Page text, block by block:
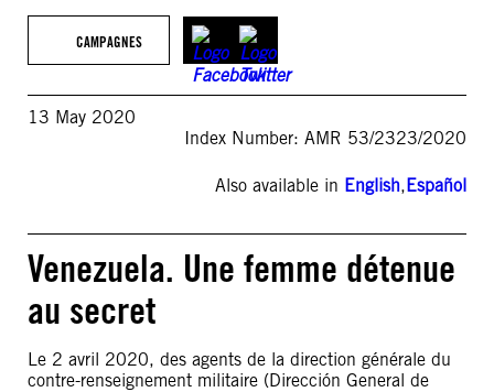
CAMPAGNES
13 May 2020
Index Number: AMR 53/2323/2020
Also available in English,Español
Venezuela. Une femme détenue
au secret
Le 2 avril 2020, des agents de la direction générale du
contre-renseignement militaire (Dirección General de